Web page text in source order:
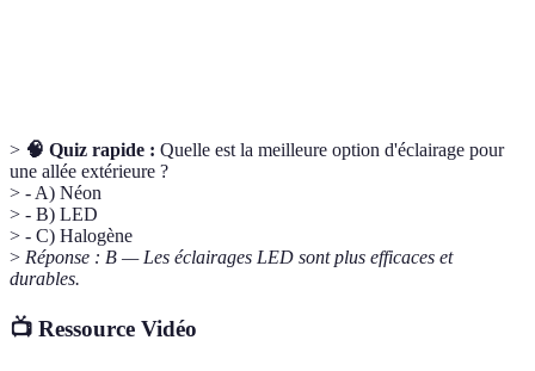
> 🧠 Quiz rapide : Quelle est la meilleure option d'éclairage pour
une allée extérieure ?
> - A) Néon
> - B) LED
> - C) Halogène
> Réponse : B — Les éclairages LED sont plus efficaces et
durables.
📺 Ressource Vidéo